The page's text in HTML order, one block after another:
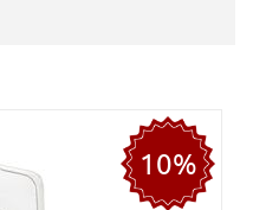
10%